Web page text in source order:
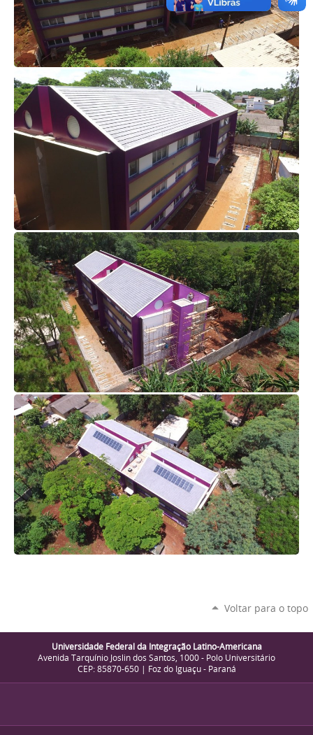
Voltar para o topo
Universidade Federal da Integração Latino-Americana
Avenida Tarquínio Joslin dos Santos, 1000 - Polo Universitário
CEP: 85870-650 | Foz do Iguaçu - Paraná